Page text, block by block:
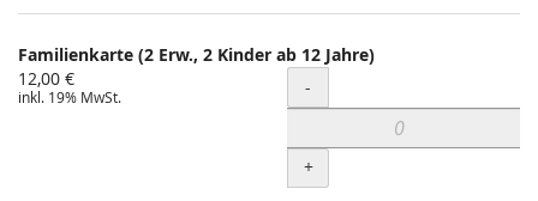
Familienkarte (2 Erw., 2 Kinder ab 12 Jahre)
12,00 €
inkl. 19% MwSt. Menge
-
+